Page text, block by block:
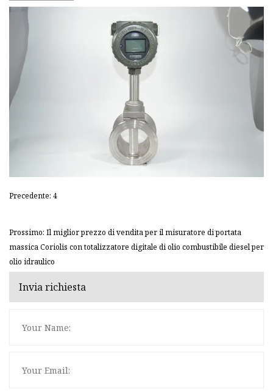
Precedente: 4
Prossimo: Il miglior prezzo di vendita per il misuratore di portata
massica Coriolis con totalizzatore digitale di olio combustibile diesel per
olio idraulico
Invia richiesta